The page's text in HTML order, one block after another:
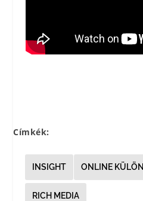
Címkék:
INSIGHT ONLINE
RICH MEDIA